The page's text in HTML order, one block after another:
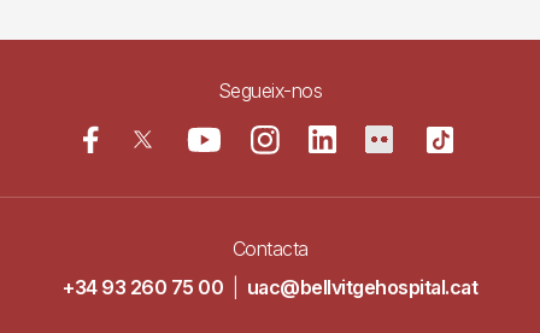
Segueix-nos
Contacta
+34 93 260 75 00
uac@bellvitgehospital.cat